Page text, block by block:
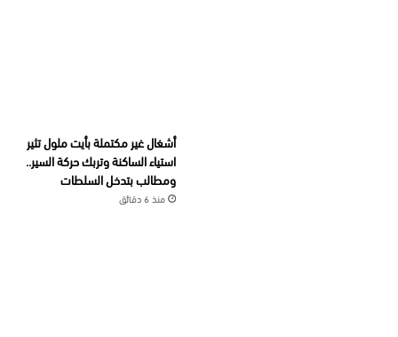
أشغال غير مكتملة بأيت ملول تثير
استياء الساكنة وتربك حركة السير..
ومطالب بتدخل السلطات
منذ 6 دقائق